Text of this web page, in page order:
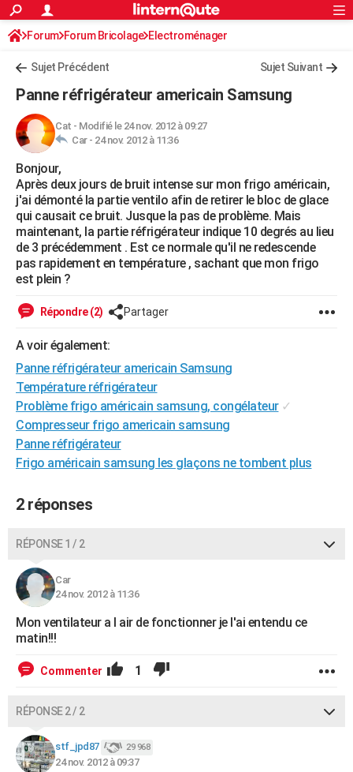
ACTUALITÉS
Politique
Société
Faits Divers
Education
Monde
Villes
+
FINANCE
Retraite
Impôts
Epargne
Immobilier
Risques naturels par ville
Banque
Assurance
Crédit
AUTO
Essais
Réserver un essai
Citadines
Berlines
SUV
Forum auto
+HIGH-TECH
Mobiles
Meilleur smartphone
Internet
Ordinateurs
Jeux vidéo
Guide high-tech
+BRICOLAGE
Forum
Aménagement intérieur
Extérieur
Cuisine
Salle de bains
Jardinage
Rangement
WEEK-END
Guides de France
Escapades
Patrimoine
Expositions
Musées
Week-end nature
+LIFESTYLE
Art de vivre
Bien-être
Loisirs
Mode
Modes de vie
SANTE
VOYAGE
Destinations
City break
Voyage nature
Voyage de noces
Forum
Climat
PHOTO
GUIDES D'ACHAT
BONS PLANS
CARTE DE VOEUX
Carte de Noël
Carte Bonne année
Carte Saint-Valentin
Carte Pâques
Carte d'anniversaire
DICTIONNAIRE
S'inscrire
Se connecter
Lycées
Collèges
Primaires
Universités
Entreprises
Service militaire
Avis de recherche
AVIS DE DÉCÈS
FORUM
S'inscrire
Connexion
Forum Forum Bricolage Electroménager
Sujet Précédent Sujet Suivant
Panne réfrigérateur americain Samsung
Cat - Modifié le 24 nov. 2012 à 09:27
Car - 24 nov. 2012 à 11:36
Bonjour,
Après deux jours de bruit intense sur mon frigo américain,
j'ai démonté la partie ventilo afin de retirer le bloc de glace
qui causait ce bruit. Jusque la pas de problème. Mais
maintenant, la partie réfrigérateur indique 10 degrés au lieu
de 3 précédemment . Est ce normale qu'il ne redescende
pas rapidement en température , sachant que mon frigo
est plein ?
Répondre (2) Partager
A voir également:
Panne réfrigérateur americain Samsung
Température réfrigérateur
Problème frigo américain samsung, congélateur ✓
Compresseur frigo americain samsung
Panne réfrigérateur
Frigo américain samsung les glaçons ne tombent plus
2 réponses
RÉPONSE 1 / 2
Car
24 nov. 2012 à 11:36
Mon ventilateur a l air de fonctionner je l'ai entendu ce
matin!!!
Commenter 1
RÉPONSE 2 / 2
stf_jpd87 29 968
24 nov. 2012 à 09:37